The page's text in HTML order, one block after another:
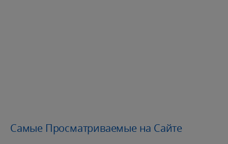
Самые Просматриваемые на Сайте